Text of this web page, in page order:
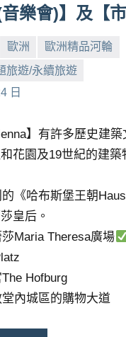
樂會)】及【市
歐洲
歐洲精品河輪
旅遊/永續旅遊
日
】有許多歷史建
花園及19世紀的建築
《哈布斯堡王朝Haus
皇后。
Maria Theresa廣場
Hofburg
內城區的購物大道